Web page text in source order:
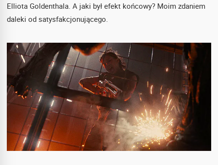
Elliota Goldenthala. A jaki był efekt końcowy? Moim zdaniem
daleki od satysfakcjonującego.